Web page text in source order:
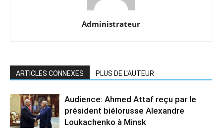
Administrateur
ARTICLES CONNEXES PLUS DE L'AUTEUR
Audience: Ahmed Attaf reçu par le
président biélorusse Alexandre
Loukachenko à Minsk